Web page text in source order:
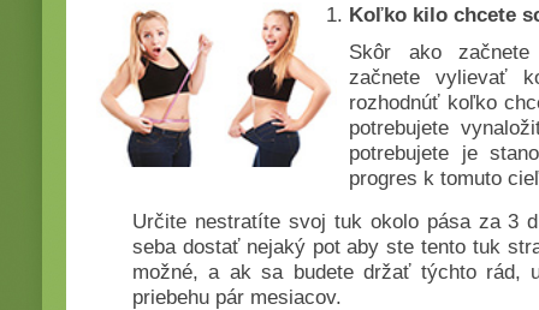
Koľko kilo chcete
Skôr ako
začnete vylievať
rozhodnúť koľko
potrebujete
potrebujete je
progres k tomuto
Určite nestratíte svoj tuk okolo pása za 3
seba dostať nejaký pot aby ste tento tuk
možné, a ak sa budete držať týchto rád,
priebehu pár mesiacov.